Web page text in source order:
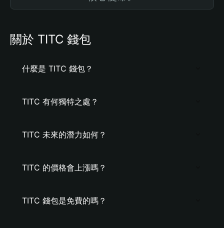
關於 TITC 錢包
什麼是 TITC 錢包？
TITC 有何獨特之處？
TITC 未來的潛力如何？
TITC 的價格會上漲嗎？
TITC 錢包是免費的嗎？